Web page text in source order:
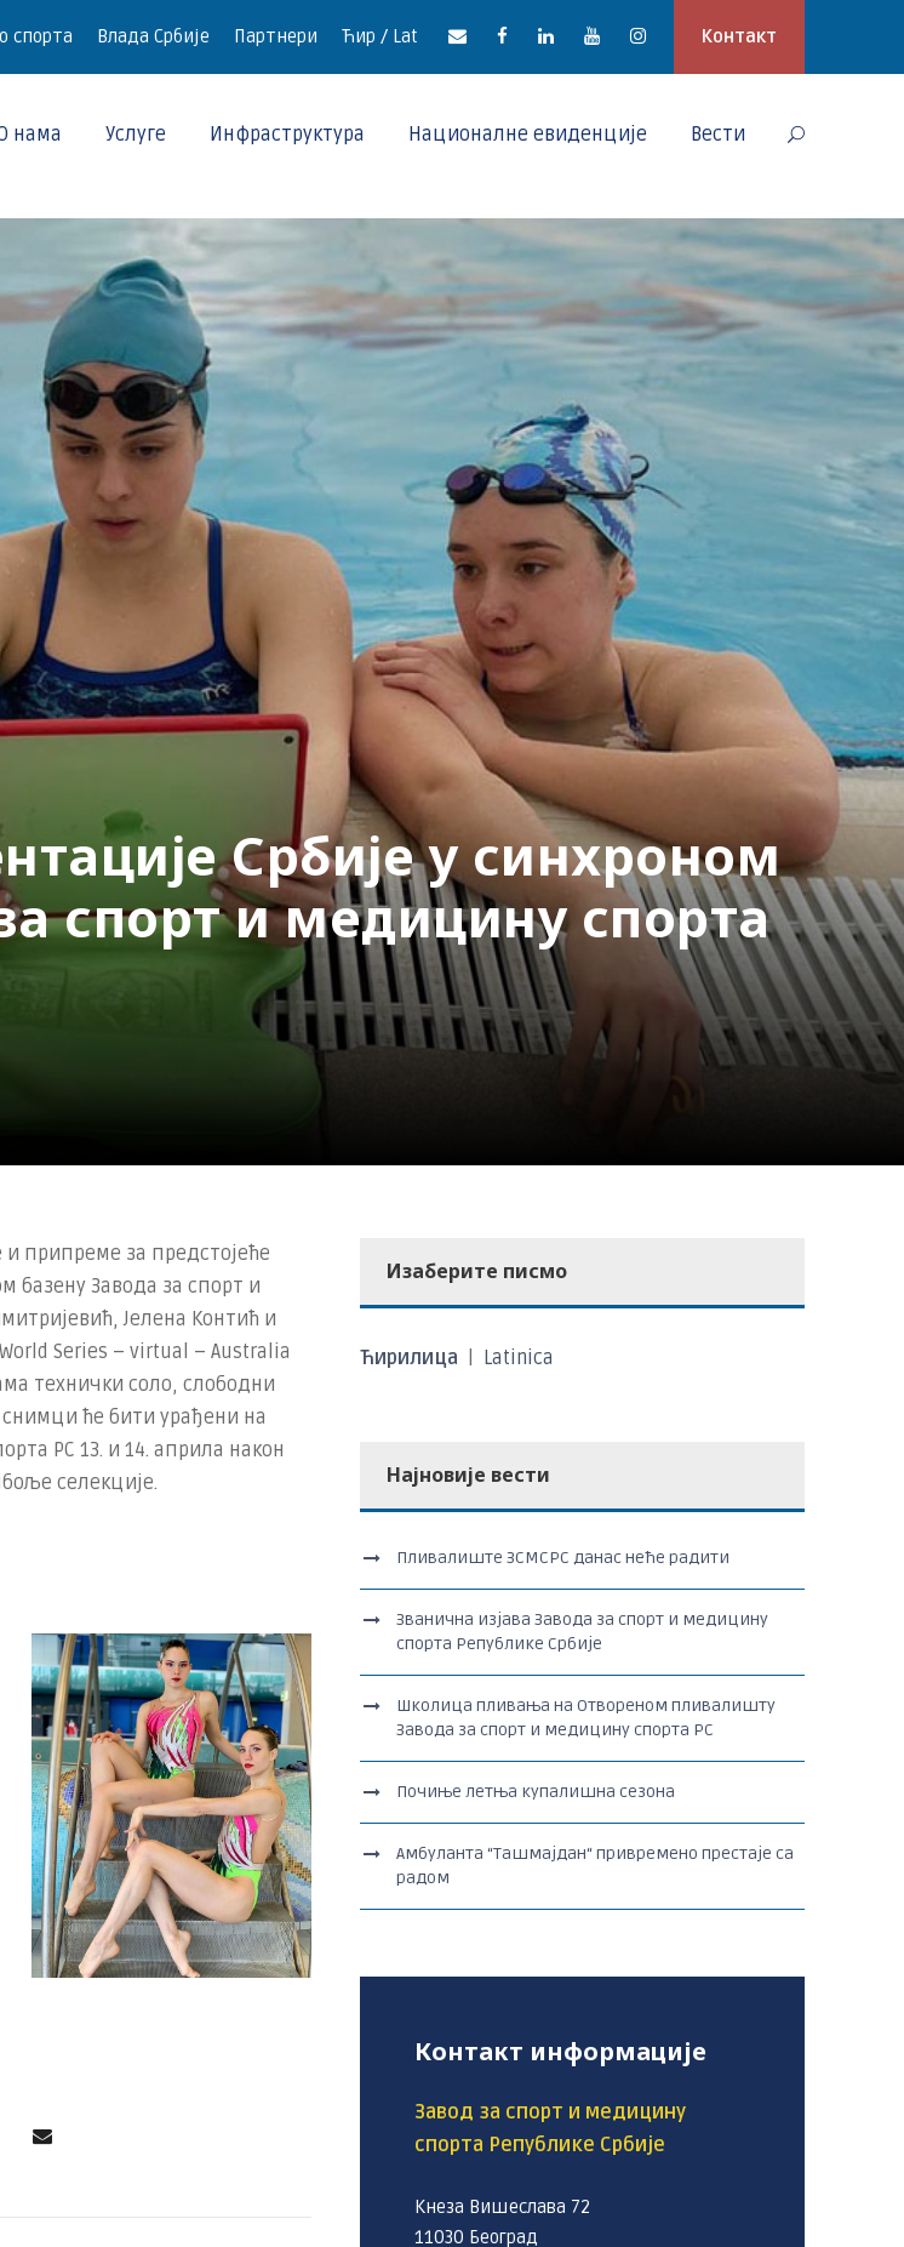
спорта Влада Србије Партнери Ћир / Lat Контакт
нама Услуге Инфраструктура Националне евиденције Вести
Србије у синхроном
спорт и медицину спорта
припреме за предстојеће
Завода за спорт и
Јелена Контић и
Series – virtual – Australia
технички соло, слободни
ће бити урађени на
РС 13. и 14. априла након
селекције.
Изаберите писмо
Ћирилица Latinica
Најновије вести
Пливалиште ЗСМСРС данас неће радити
Званична изјава Завода за спорт и медицину
спорта Републике Србије
Школица пливања на Отвореном пливалишту
Завода за спорт и медицину спорта РС
Почиње летња купалишна сезона
Амбуланта “Ташмајдан“ привремено престаје са
радом
Контакт информације
Завод за спорт и медицину
спорта Републике Србије
Кнеза Вишеслава 72
11030 Београд